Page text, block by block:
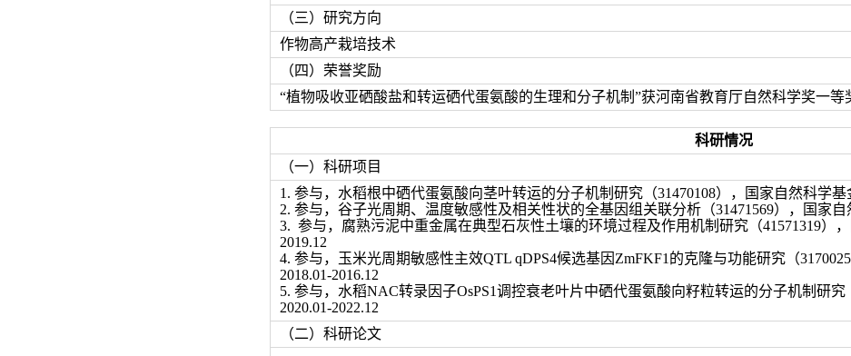
（三）研究方向
作物高产栽培技术
（四）荣誉奖励
“植物吸收亚硒酸盐和转运硒代蛋氨酸的生理和分子机制”获河南省教育厅自然科学奖一等
科研情况
（一）科研项目
1. 参与，水稻根中硒代蛋氨酸向茎叶转运的分子机制研究（31470108），国家自然科学基
2. 参与，谷子光周期、温度敏感性及相关性状的全基因组关联分析（31471569），国家自
3. 参与，腐熟污泥中重金属在典型石灰性土壤的环境过程及作用机制研究（41571319）
2019.12
4. 参与，玉米光周期敏感性主效QTL qDPS4候选基因 ZmFKF1 的克隆与功能研究（
2018.01-2016.12
5. 参与，水稻NAC转录因子OsPS1调控衰老叶片中硒代蛋氨酸向籽粒转运的分子机制研究
2020.01-2022.12
（二）科研论文